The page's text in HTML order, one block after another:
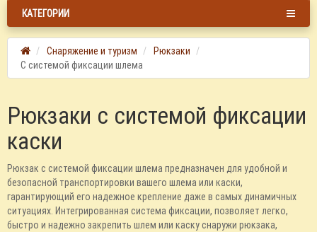
КАТЕГОРИИ
Снаряжение и туризм
Рюкзаки
С системой фиксации шлема
Рюкзаки с системой фиксации
каски
Рюкзак с системой фиксации шлема предназначен для удобной и
безопасной транспортировки вашего шлема или каски,
гарантирующий его надежное крепление даже в самых динамичных
ситуациях. Интегрированная система фиксации, позволяет легко,
быстро и надежно закрепить шлем или каску снаружи рюкзака,